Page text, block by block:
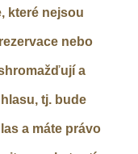
které nejsou
nebo
a
tj. bude
a máte právo